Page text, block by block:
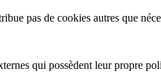
pas de cookies autres que
qui possèdent leur propre